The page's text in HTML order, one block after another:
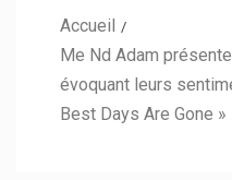
Accueil
Me Nd Adam
évoquant leurs
Best Days Are Gone »